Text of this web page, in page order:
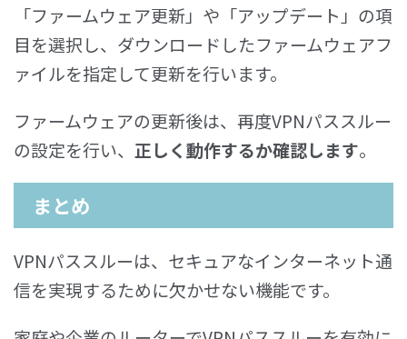
「ファームウェア更新」や「アップデート」の項
目を選択し、ダウンロードしたファームウェアフ
ァイルを指定して更新を行います。
ファームウェアの更新後は、再度VPNパススルー
の設定を行い、 正しく動作するか確認します。
まとめ
VPNパススルーは、セキュアなインターネット通
信を実現するために欠かせない機能です。